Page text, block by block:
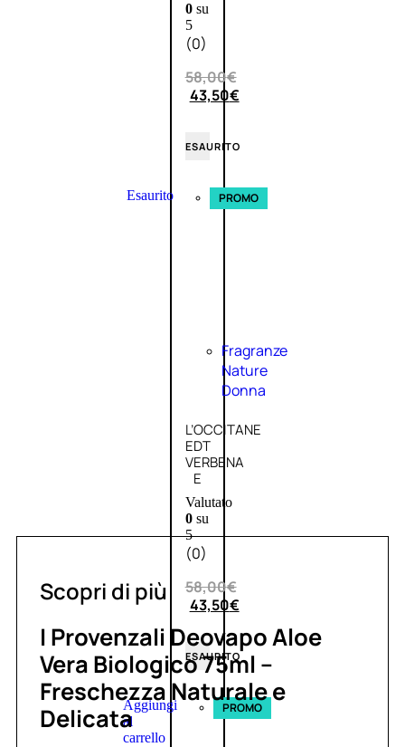
0su
5
(0)
58,00€
43,50€
ESAURITO
Esaurito PROMO
Fragranze
Nature
Donna
L’OCCITANE
EDT
VERBENA
E
Valutato
0su
5
(0)
58,00€
43,50€
ESAURITO
Aggiungi
al
carrello
PROMO
Scopri di più
I Provenzali Deovapo Aloe
Vera Biologico 75ml –
Freschezza Naturale e
Delicata